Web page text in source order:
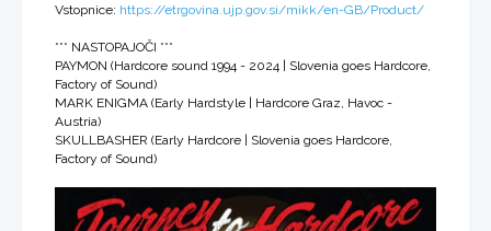
Vstopnice: https://etrgovina.ujp.gov.si/mikk/en-GB/Product/
*** NASTOPAJOČI ***
PAYMON (Hardcore sound 1994 - 2024 | Slovenia goes Hardcore,
Factory of Sound)
MARK ENIGMA (Early Hardstyle | Hardcore Graz, Havoc -
Austria)
SKULLBASHER (Early Hardcore | Slovenia goes Hardcore,
Factory of Sound)